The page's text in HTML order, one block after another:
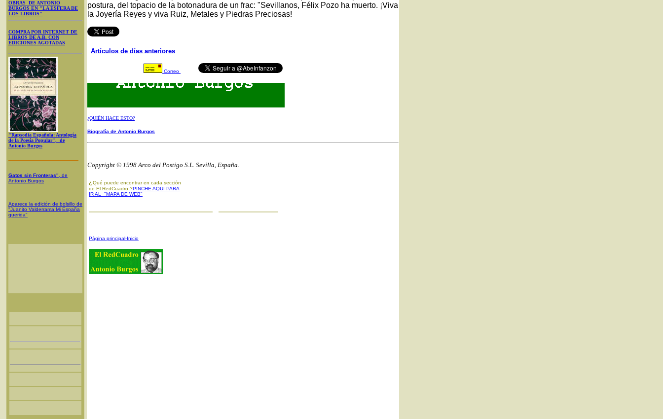
OBRAS DE ANTONIO
BURGOS EN "LA ESFERA DE
LOS LIBROS"
COMPRA POR INTERNET DE
LIBROS DE A.B. CON
EDICIONES AGOTADAS
"Rapsodia Española: Antología
de la Poesía Popular", de
Antonio Burgos
Gatos sin Fronteras" , de
Antonio Burgos
Aparece la edición de bolsillo de
"Juanito Valderrama:Mi España
querida"
postura, del topacio de la botonadura de un frac: "Sevillanos, Félix Pozo ha muerto. ¡Viva
la Joyería Reyes y viva Ruiz, Metales y Piedras Preciosas!
Artículos de días anteriores
Correo
¿QUIÉN HACE ESTO?
Biografía de Antonio Burgos
Copyright © 1998 Arco del Postigo S.L. Sevilla, España.
¿ Qué puede encontrar en cada sección
de El RedCuadro ?PINCHE AQUI PARA
IR AL "MAPA DE WEB"
Página principal-Inicio